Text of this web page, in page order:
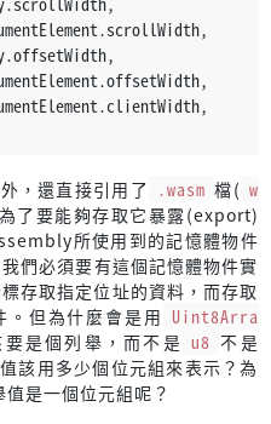
if row > 0 { row -
= if row < height_dec { row +
{
continue;
index = self.get_index(r, c);
self.has_cell(index) {
counter +=
1;
.scrollWidth,
.offsetWidth,
.offsetWidth,
.clientWidth,
{
.scrollHeight,
.scrollHeight,
.offsetHeight,
. offsetHeight,
.clientHeight,
，還直接引用了 .wasm 檔( w
了要能夠存取它暴露(export)
所使用到的記憶體物件
們必須要有這個記憶體物件實
存取指定位址的資料，而存取
。但為什麼會是用 Uint8Arra
要是個列舉，而不是 u8 不是
該用多少個位元組來表示？為
值是一個位元組呢？